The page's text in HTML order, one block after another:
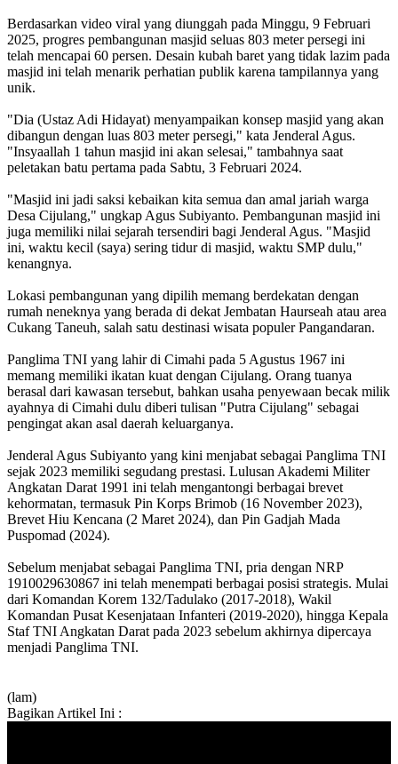
Berdasarkan video viral yang diunggah pada Minggu, 9 Februari
2025, progres pembangunan masjid seluas 803 meter persegi ini
telah mencapai 60 persen. Desain kubah baret yang tidak lazim pada
masjid ini telah menarik perhatian publik karena tampilannya yang
unik.
"Dia (Ustaz Adi Hidayat) menyampaikan konsep masjid yang akan
dibangun dengan luas 803 meter persegi," kata Jenderal Agus.
"Insyaallah 1 tahun masjid ini akan selesai," tambahnya saat
peletakan batu pertama pada Sabtu, 3 Februari 2024.
"Masjid ini jadi saksi kebaikan kita semua dan amal jariah warga
Desa Cijulang," ungkap Agus Subiyanto. Pembangunan masjid ini
juga memiliki nilai sejarah tersendiri bagi Jenderal Agus. "Masjid
ini, waktu kecil (saya) sering tidur di masjid, waktu SMP dulu,"
kenangnya.
Lokasi pembangunan yang dipilih memang berdekatan dengan
rumah neneknya yang berada di dekat Jembatan Haurseah atau area
Cukang Taneuh, salah satu destinasi wisata populer Pangandaran.
Panglima TNI yang lahir di Cimahi pada 5 Agustus 1967 ini
memang memiliki ikatan kuat dengan Cijulang. Orang tuanya
berasal dari kawasan tersebut, bahkan usaha penyewaan becak milik
ayahnya di Cimahi dulu diberi tulisan "Putra Cijulang" sebagai
pengingat akan asal daerah keluarganya.
Jenderal Agus Subiyanto yang kini menjabat sebagai Panglima TNI
sejak 2023 memiliki segudang prestasi. Lulusan Akademi Militer
Angkatan Darat 1991 ini telah mengantongi berbagai brevet
kehormatan, termasuk Pin Korps Brimob (16 November 2023),
Brevet Hiu Kencana (2 Maret 2024), dan Pin Gadjah Mada
Puspomad (2024).
Sebelum menjabat sebagai Panglima TNI, pria dengan NRP
1910029630867 ini telah menempati berbagai posisi strategis. Mulai
dari Komandan Korem 132/Tadulako (2017-2018), Wakil
Komandan Pusat Kesenjataan Infanteri (2019-2020), hingga Kepala
Staf TNI Angkatan Darat pada 2023 sebelum akhirnya dipercaya
menjadi Panglima TNI.
(lam)
Bagikan Artikel Ini :